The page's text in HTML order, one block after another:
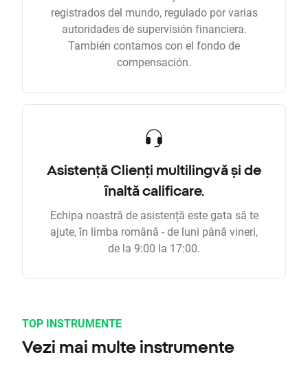
registrados del mundo, regulado por varias
autoridades de supervisión financiera.
También contamos con el fondo de
compensación.
Asistență Clienți multilingvă și de
înaltă calificare.
Echipa noastră de asistență este gata să te
ajute, în limba română - de luni până vineri,
de la 9:00 la 17:00.
TOP INSTRUMENTE
Vezi mai multe instrumente